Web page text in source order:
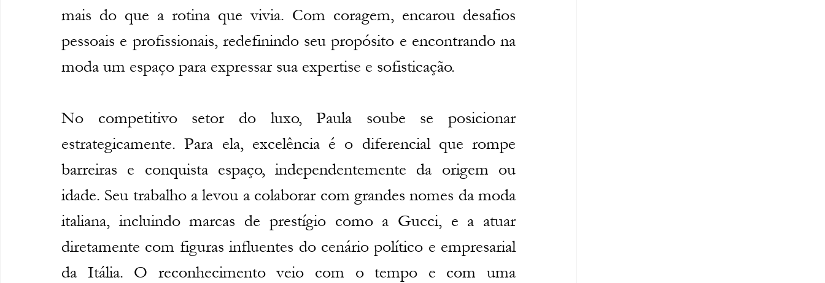
mais do que a rotina que vivia. Com coragem, encarou desafios
pessoais e profissionais, redefinindo seu propósito e encontrando na
moda um espaço para expressar sua expertise e sofisticação.
No competitivo setor do luxo, Paula soube se posicionar
estrategicamente. Para ela, excelência é o diferencial que rompe
barreiras e conquista espaço, independentemente da origem ou
idade. Seu trabalho a levou a colaborar com grandes nomes da moda
italiana, incluindo marcas de prestígio como a Gucci, e a atuar
diretamente com figuras influentes do cenário político e empresarial
da Itália. O reconhecimento veio com o tempo e com uma